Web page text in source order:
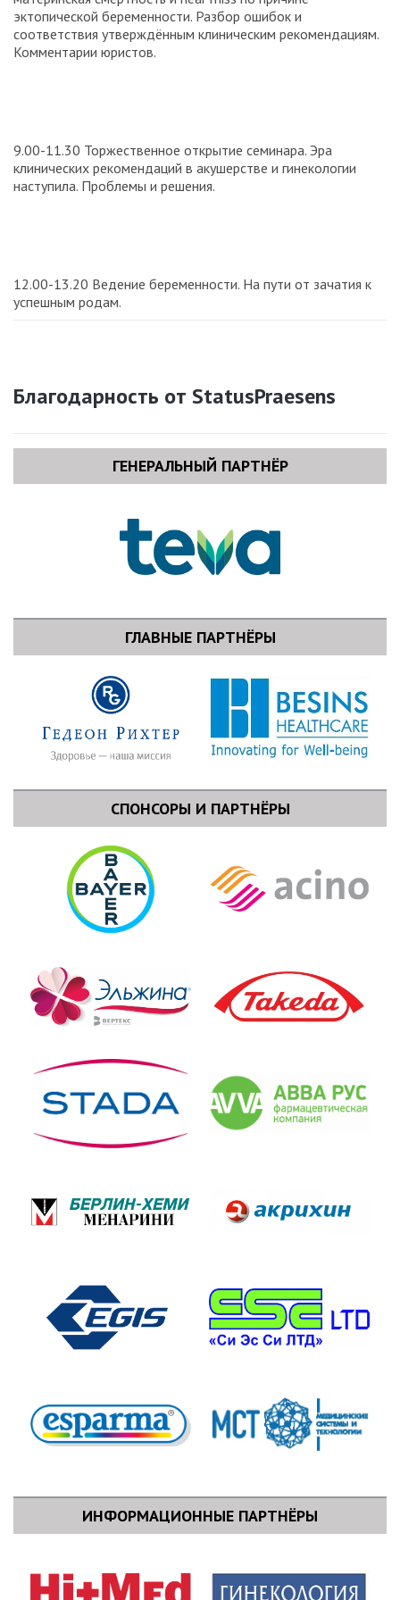
эктопической беременности. Разбор ошибок и
соответствия утверждённым клиническим рекомендациям.
Комментарии юристов.
9.00-11.30 Торжественное открытие семинара. Эра
клинических рекомендаций в акушерстве и гинекологии
наступила. Проблемы и решения.
12.00-13.20 Ведение беременности. На пути от зачатия к
успешным родам.
Благодарность от StatusPraesens
ГЕНЕРАЛЬНЫЙ ПАРТНЁР
ГЛАВНЫЕ ПАРТНЁРЫ
СПОНСОРЫ И ПАРТНЁРЫ
ИНФОРМАЦИОННЫЕ ПАРТНЁРЫ